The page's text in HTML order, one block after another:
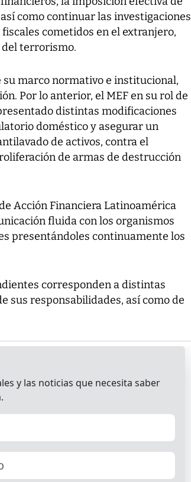
como continuar las investigaciones
cometidos en el extranjero,
terrorismo.
su marco normativo e institucional,
Por lo anterior, el MEF en su rol de
distintas modificaciones
doméstico y asegurar un
de activos, contra el
de armas de destrucción
Acción Financiera Latinoamérica
fluida con los organismos
presentándoles continuamente los
corresponden a distintas
sus responsabilidades, así como de